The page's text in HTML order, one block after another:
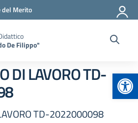
Merito
De Filippo"
DI LAVORO TD-
TD-2022000098